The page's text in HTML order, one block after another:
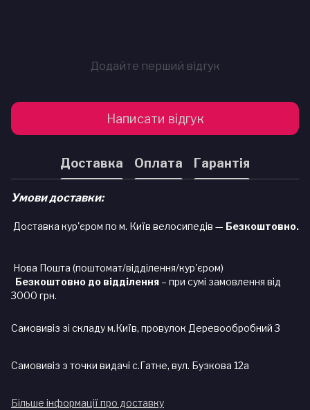
Додайте перший відгук
Написати відгук
Доставка Оплата Гарантія
Умови доставки:
Доставка кур'єром по м. Київ велосипедів — Безкоштовно.
Нова Пошта (поштомат/відділення/кур'єром)
Безкоштовно до відділення – при сумі замовлення від
3000 грн.
Самовивіз зі складу м.Київ, провулок Деревообробний 3
Самовивіз з точки видачі с.Гатне, вул. Бузкова 12а
Більше інформації про доставку